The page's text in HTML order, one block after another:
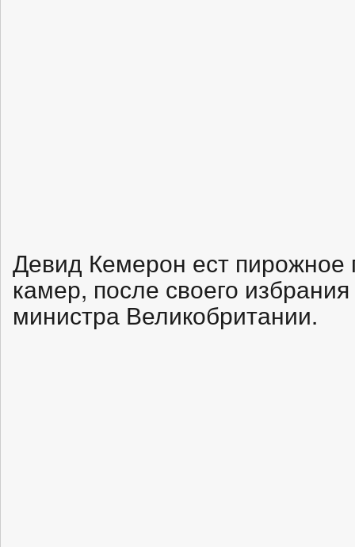
Девид Кемерон ест пирожное
камер, после своего
министра Великобритании.